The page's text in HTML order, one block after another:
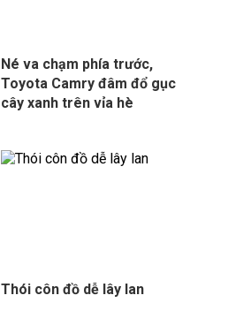
Né va chạm phía trước,
Toyota Camry đâm đổ gục
cây xanh trên vỉa hè
Thói côn đồ dễ lây lan